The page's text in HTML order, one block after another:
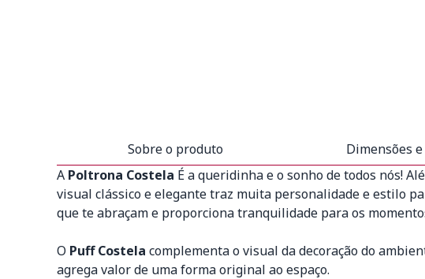
Sobre o produto Dimensões
A Poltrona Costela É a queridinha e o sonho de todos nós!
visual clássico e elegante traz muita personalidade e estilo
que te abraçam e proporciona tranquilidade para os
O Puff Costela complementa o visual da decoração do
agrega valor de uma forma original ao espaço.